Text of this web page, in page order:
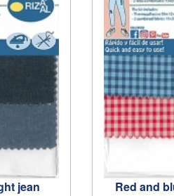
jean Red and